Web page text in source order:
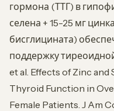
гормона (ТТГ) в
селена + 15-25 мг
бисглицината)
поддержку
et al. Effects of Zinc
Thyroid Function in
Female Patients. J Am